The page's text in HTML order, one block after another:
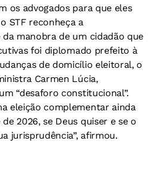
os advogados para que eles
STF reconheça a
manobra de um cidadão que
foi diplomado prefeito à
de domicílio eleitoral, o
Carmen Lúcia,
“desaforo constitucional”.
eleição complementar ainda
2026, se Deus quiser e se o
jurisprudência”, afirmou.